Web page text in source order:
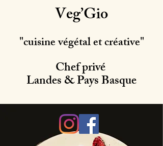
Veg’Gio
"cuisine végétal et créative"
Chef privé
Landes & Pays Basque